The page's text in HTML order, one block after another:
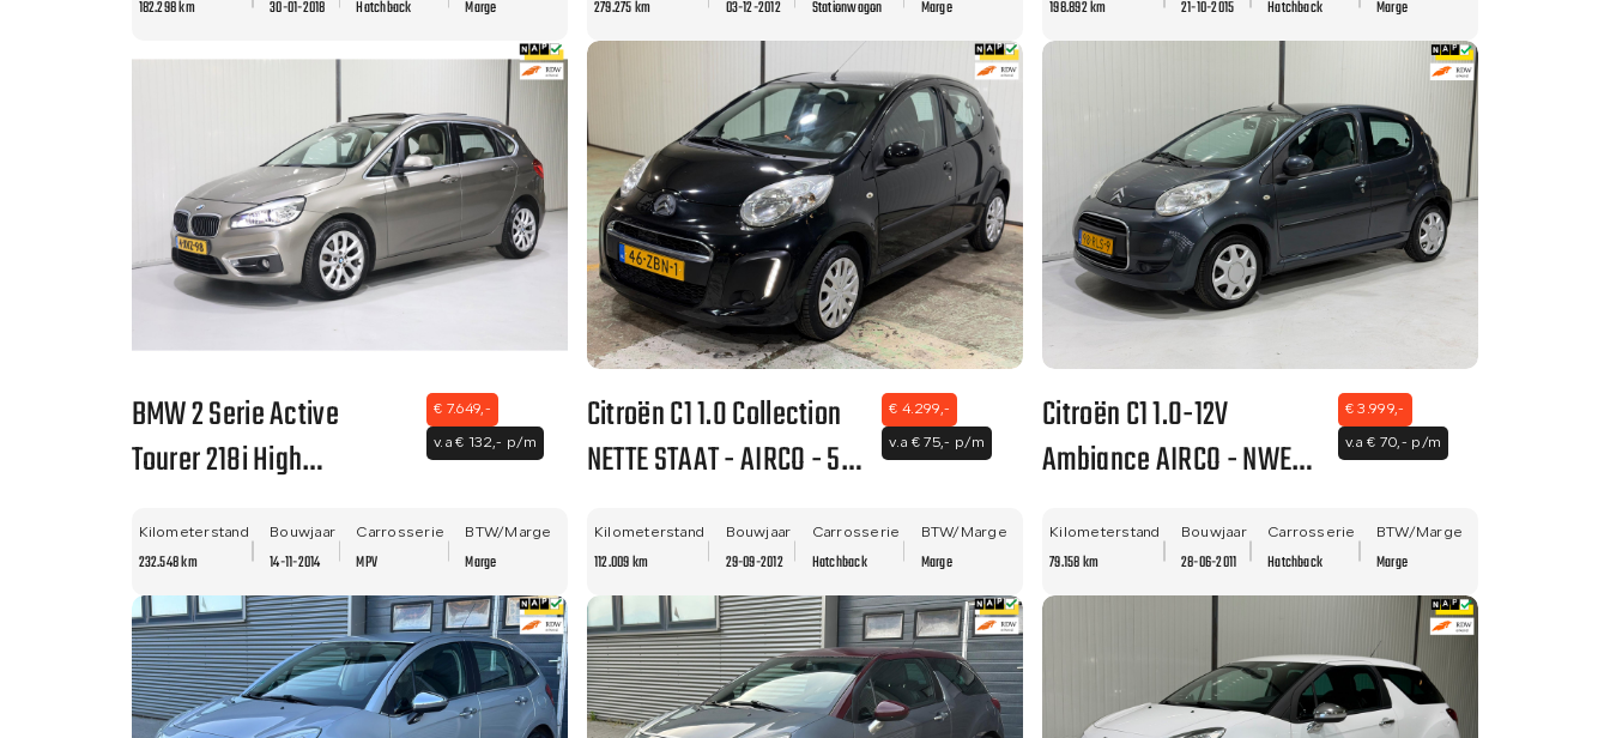
182.298 km 30-01-2018 Hatchback Marge
PRIMA!!
279.275 km 03-12-2012 Stationwagon Marge 198.892 km 21-10-2015 Hatchback Marge
BMW 2 Serie Active
Tourer 218i High
NAVI - CLIMA - LEER -
NWE APK.
€ 7.649,-
v.a € 132,- p/m
Kilometerstand
232.548 km
Bouwjaar
14-11-2014
Carrosserie
MPV
BTW/Marge
Marge
Citroën C1 1.0 Collection
NETTE STAAT - AIRCO - 5
€ 4.299,-
v.a € 75,- p/m
Kilometerstand
112.009 km
Bouwjaar
29-09-2012
Carrosserie
Hatchback
BTW/Marge
Marge
Citroën C1 1.0-12V
Ambiance AIRCO - NWE
€ 3.999,-
v.a € 70,- p/m
Kilometerstand
79.158 km
Bouwjaar
28-06-2011
Carrosserie
Hatchback
BTW/Marge
Marge